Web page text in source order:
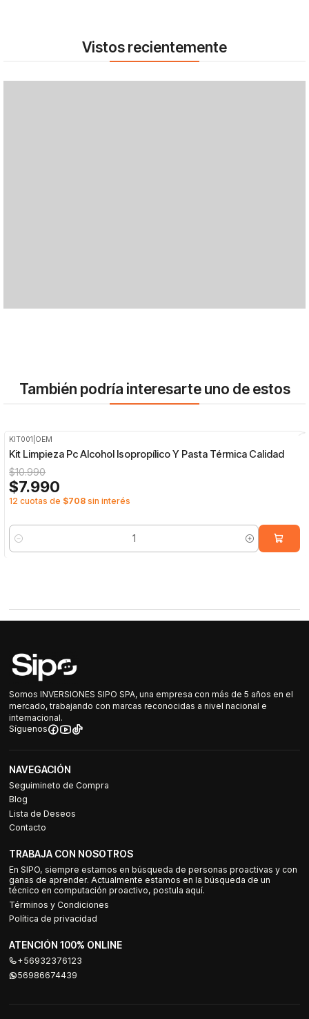
Vistos recientemente
También podría interesarte uno de estos
-27%
KIT001 OEM
Kit Limpieza Pc Alcohol Isopropílico Y Pasta Térmica Calidad
$10.990
$7.990
12 cuotas de $708 sin interés
Cantidad
Somos INVERSIONES SIPO SPA, una empresa con más de 5 años en el
mercado, trabajando con marcas reconocidas a nivel nacional e
internacional.
Síguenos
NAVEGACIÓN
Seguimineto de Compra
Blog
Lista de Deseos
Contacto
TRABAJA CON NOSOTROS
En SIPO, siempre estamos en búsqueda de personas proactivas y con
ganas de aprender. Actualmente estamos en la búsqueda de un
técnico en computación proactivo, postula aquí.
Términos y Condiciones
Política de privacidad
ATENCIÓN 100% ONLINE
+56932376123
56986674439